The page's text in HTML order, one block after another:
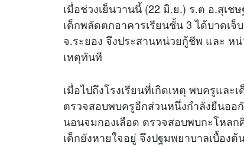
เมื่อช่วงเย็นวานนี้ (22 มิ.ย.) ร.ต อ.สุเช
เด็กพลัดตกอาคารเรียนชั้น 3 ได้บาดเจ็
จ.ระยอง จึงประสานหน่วยกู้ชีพ และ ห
เหตุทันที
เมื่อไปถึงโรงเรียนที่เกิดเหตุ พบครูและ
ตรวจสอบพบครูอีกส่วนหนึ่งกำลังยืนออ
นอนจมกองเลือด ตรวจสอบพบกะโหล
เด็กยังหายใจอยู่ จึงปฐมพยาบาลเบื้อง